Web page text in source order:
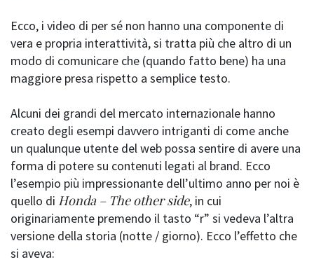
Ecco, i video di per sé non hanno una componente di
vera e propria interattività, si tratta più che altro di un
modo di comunicare che (quando fatto bene) ha una
maggiore presa rispetto a semplice testo.
Alcuni dei grandi del mercato internazionale hanno
creato degli esempi davvero intriganti di come anche
un qualunque utente del web possa sentire di avere una
forma di potere su contenuti legati al brand. Ecco
l’esempio più impressionante dell’ultimo anno per noi è
quello di Honda – The other side, in cui
originariamente premendo il tasto “r” si vedeva l’altra
versione della storia (notte / giorno). Ecco l’effetto che
si aveva: